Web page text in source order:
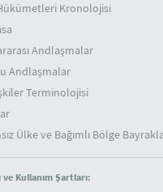
Kronolojisi
Andlaşmalar
Andlaşmalar
Terminolojisi
Ülke ve Bağımlı Bölge
ve Kullanım Şartları: